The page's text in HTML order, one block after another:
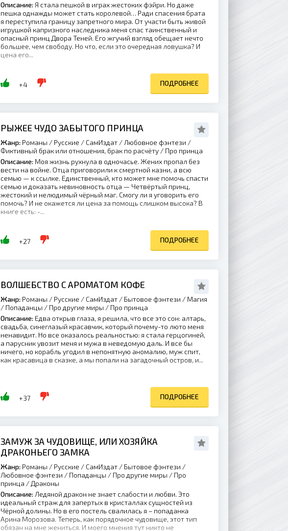
Описание: Я стала пешкой в играх жестоких фэйри. Но даже
пешка однажды может стать королевой… Ради спасения брата
я переступила границу запретного мира. От участи быть живой
игрушкой капризного наследника меня спас таинственный и
опасный принц Двора Теней. Его жгучий взгляд обещает нечто
большее, чем свободу. Но что, если это очередная ловушка? И
цена его...
+4 ПОДРОБНЕЕ
РЫЖЕЕ ЧУДО ЗАБЫТОГО ПРИНЦА
Жанр: Романы / Русские / СамИздат / Любовное фэнтези /
Фиктивный брак или отношения, брак по расчёту / Про принца
Описание: Моя жизнь рухнула в одночасье. Жених пропал без
вести на войне. Отца приговорили к смертной казни, а всю
семью — к ссылке. Единственный, кто может мне помочь спасти
семью и доказать невиновность отца — Четвёртый принц,
жестокий и нелюдимый чёрный маг. Смогу ли я уговорить его
помочь? И не окажется ли цена за помощь слишком высока? В
книге есть: -...
+27 ПОДРОБНЕЕ
ВОЛШЕБСТВО С АРОМАТОМ КОФЕ
Жанр: Романы / Русские / СамИздат / Бытовое фэнтези / Магия
/ Попаданцы / Про другие миры / Про принца
Описание: Едва открыв глаза, я решила, что все это сон: алтарь,
свадьба, синеглазый красавчик, который почему-то люто меня
ненавидит. Но все оказалось реальностью: я стала герцогиней,
а парусник увозит меня и мужа в неведомую даль. И все бы
ничего, но корабль угодил в непонятную аномалию, муж спит,
как красавица в сказке, а мы попали на загадочный остров, и...
+37 ПОДРОБНЕЕ
ЗАМУЖ ЗА ЧУДОВИЩЕ, ИЛИ ХОЗЯЙКА
ДРАКОНЬЕГО ЗАМКА
Жанр: Романы / Русские / СамИздат / Бытовое фэнтези /
Любовное фэнтези / Попаданцы / Про другие миры / Про
принца / Драконы
Описание: Ледяной дракон не знает слабости и любви. Это
идеальный страж для запертых в кристаллах сущностей из
Чёрной долины. Но в его постель свалилась я – попаданка
Арина Морозова. Теперь, как порядочное чудовище, этот тип
обязан на мне жениться. И моего мнения тут никто не